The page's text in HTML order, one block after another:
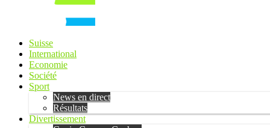
Suisse
International
Economie
Société
Sport
News en direct
Résultats
Divertissement